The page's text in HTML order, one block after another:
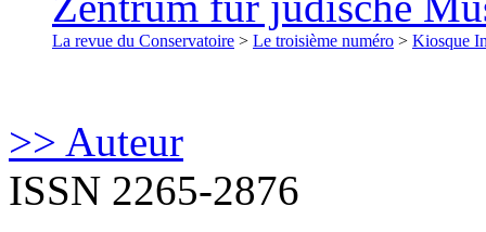
La revue du Conservatoire > Le troisième numéro > Kiosque
>> Auteur
ISSN 2265-2876